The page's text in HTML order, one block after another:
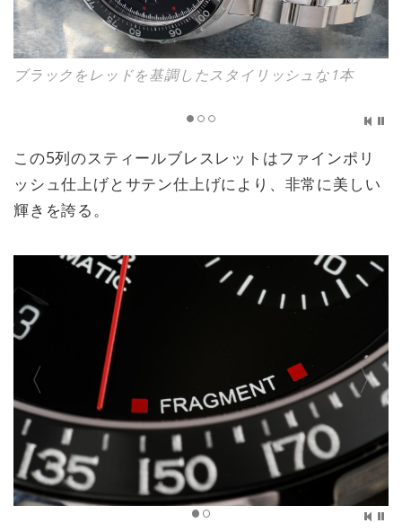
ブラックをレッドを基調したスタイリッシュな1本
この5列のスティールブレスレットはファインポリ
ッシュ仕上げとサテン仕上げにより、非常に美しい
輝きを誇る。